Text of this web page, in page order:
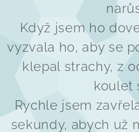
Když jsem ho
vyzvala ho, aby se
klepal strachy, z
koulet
Rychle jsem
sekundy, abych už